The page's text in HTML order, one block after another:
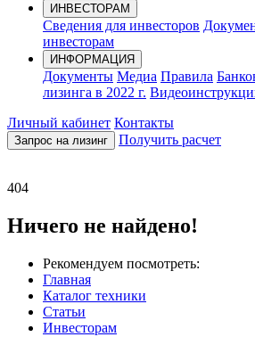
ИНВЕСТОРАМ
Сведения для инвесторов
инвесторам
ИНФОРМАЦИЯ
Документы Медиа Правила
лизинга в 2022 г.
Личный кабинет Контакты
Запрос на лизинг Получить расчет
404
Ничего не найдено!
Рекомендуем посмотреть:
Главная
Каталог техники
Статьи
Инвесторам